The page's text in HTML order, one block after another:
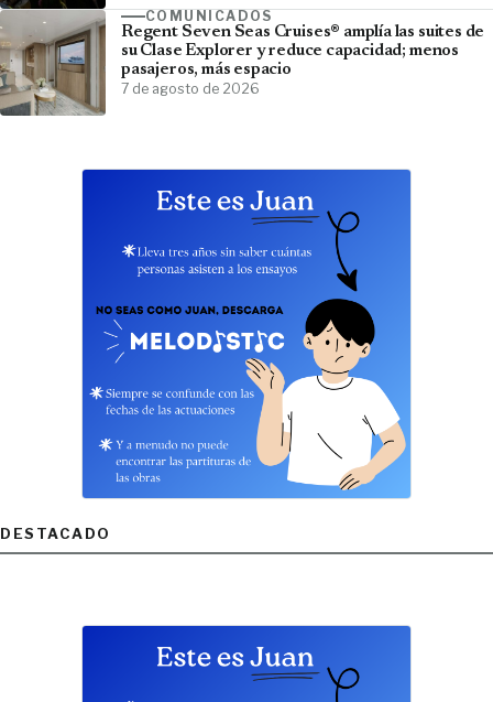
COMUNICADOS
Regent Seven Seas Cruises® amplía las suites de
su Clase Explorer y reduce capacidad; menos
pasajeros, más espacio
7 de agosto de 2026
DESTACADO